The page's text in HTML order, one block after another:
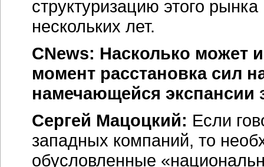
структуризацию этого
нескольких лет.
CNews: Насколько может
момент расстановка сил
намечающейся экспансии
Сергей Мацоцкий: Если
западных компаний, то
обусловленные